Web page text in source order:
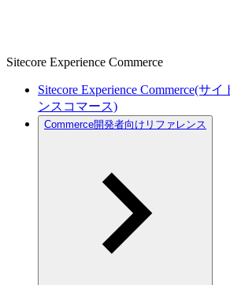
Sitecore Experience Commerce
Sitecore Experience Commerce(サ
ンスコマース)
Commerce開発者向けリファレンス